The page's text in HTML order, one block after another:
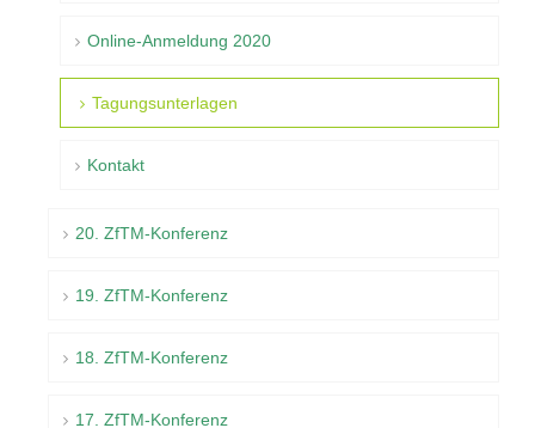
Online-Anmeldung 2020
Tagungsunterlagen
Kontakt
20. ZfTM-Konferenz
19. ZfTM-Konferenz
18. ZfTM-Konferenz
17. ZfTM-Konferenz